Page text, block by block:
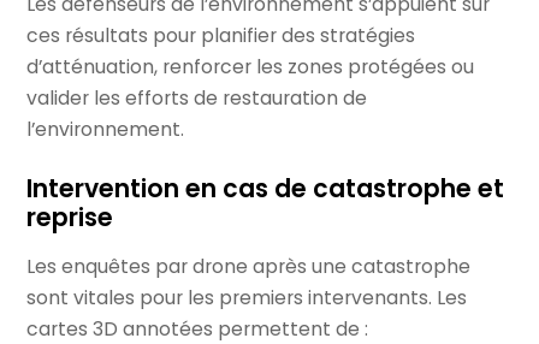
ces résultats pour planifier des stratégies
d’atténuation, renforcer les zones protégées ou
valider les efforts de restauration de
l’environnement.
Intervention en cas de catastrophe et
reprise
Les enquêtes par drone après une catastrophe
sont vitales pour les premiers intervenants. Les
cartes 3D annotées permettent de :